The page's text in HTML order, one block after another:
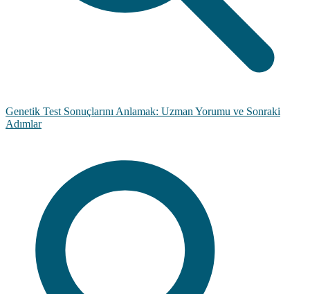
Genetik Test Sonuçlarını Anlamak: Uzman Yorumu ve Sonraki
Adımlar